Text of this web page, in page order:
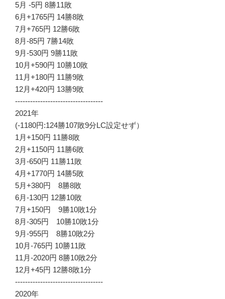
5月 -5円 8勝11敗
6月+1765円 14勝8敗
7月+765円 12勝6敗
8月-85円 7勝14敗
9月-530円 9勝11敗
10月+590円 10勝10敗
11月+180円 11勝9敗
12月+420円 13勝9敗
-----------------------------------
2021年
(-1180円:124勝107敗9分LC設定せず）
1月+150円 11勝8敗
2月+1150円 11勝6敗
3月-650円 11勝11敗
4月+1770円 14勝5敗
5月+380円 8勝8敗
6月-130円 12勝10敗
7月+150円 9勝10敗1分
8月-305円 10勝10敗1分
9月-955円 8勝10敗2分
10月-765円 10勝11敗
11月-2020円 8勝10敗2分
12月+45円 12勝8敗1分
-----------------------------------
2020年